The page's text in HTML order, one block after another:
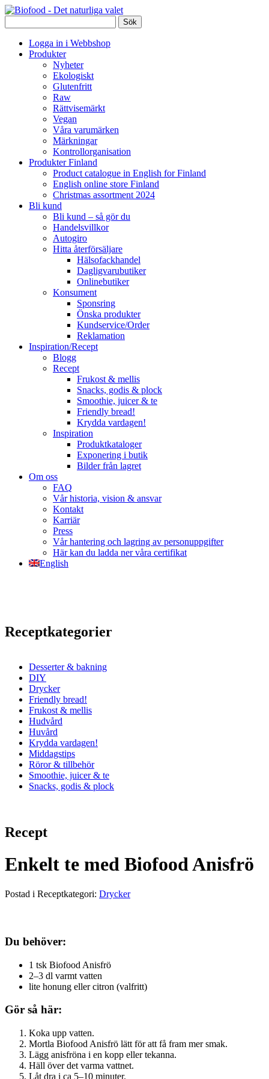
Logga in i Webbshop
Produkter
Nyheter
Ekologiskt
Glutenfritt
Raw
Rättvisemärkt
Vegan
Våra varumärken
Märkningar
Kontrollorganisation
Produkter Finland
Product catalogue in English for Finland
English online store Finland
Christmas assortment 2024
Bli kund
Bli kund – så gör du
Handelsvillkor
Autogiro
Hitta återförsäljare
Hälsofackhandel
Dagligvarubutiker
Onlinebutiker
Konsument
Sponsring
Önska produkter
Kundservice/Order
Reklamation
Inspiration/Recept
Blogg
Recept
Frukost & mellis
Snacks, godis & plock
Smoothie, juicer & te
Friendly bread!
Krydda vardagen!
Inspiration
Produktkataloger
Exponering i butik
Bilder från lagret
Om oss
FAQ
Vår historia, vision & ansvar
Kontakt
Karriär
Press
Vår hantering och lagring av personuppgifter
Här kan du ladda ner våra certifikat
English
Receptkategorier
Desserter & bakning
DIY
Drycker
Friendly bread!
Frukost & mellis
Hudvård
Huvård
Krydda vardagen!
Middagstips
Röror & tillbehör
Smoothie, juicer & te
Snacks, godis & plock
Recept
Enkelt te med Biofood Anisfrö
Postad i Receptkategori: Drycker
Du behöver:
1 tsk Biofood Anisfrö
2–3 dl varmt vatten
lite honung eller citron (valfritt)
Gör så här:
Koka upp vatten.
Mortla Biofood Anisfrö lätt för att få fram mer smak.
Lägg anisfröna i en kopp eller tekanna.
Häll över det varma vattnet.
Låt dra i ca 5–10 minuter.